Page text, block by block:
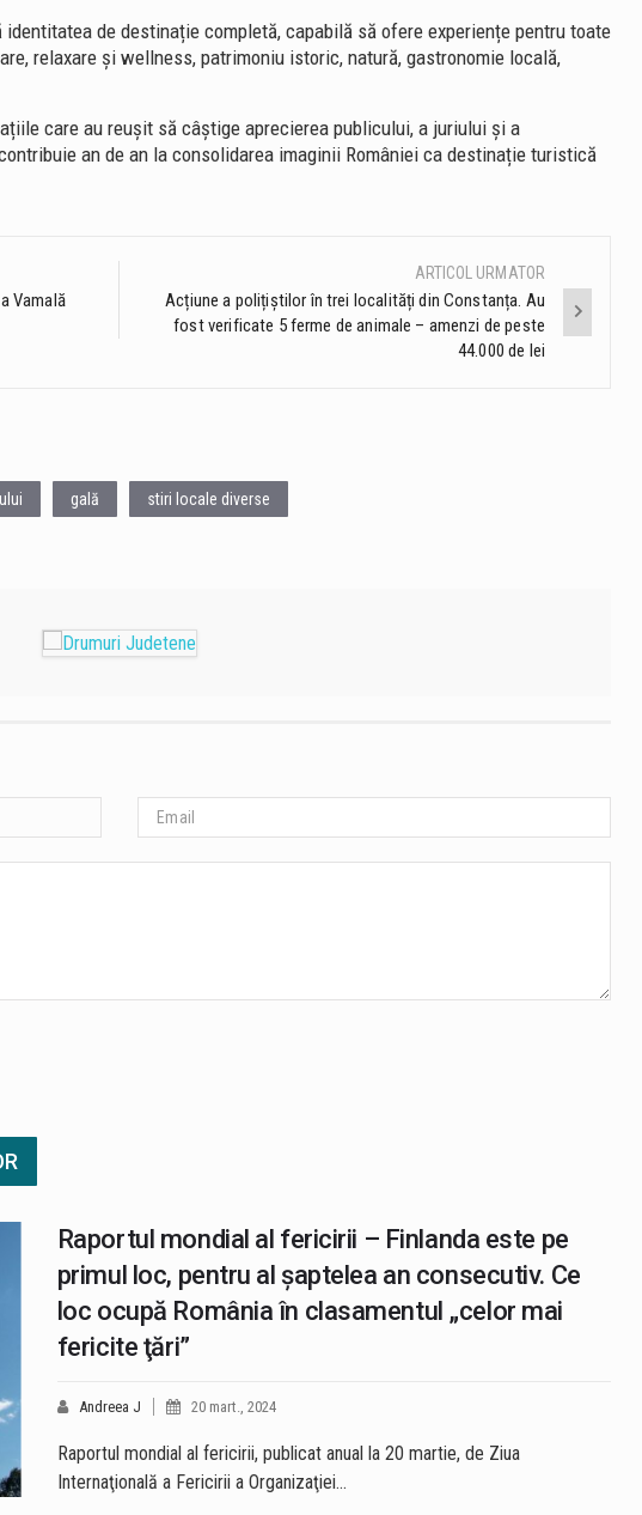
de destinație completă, capabilă să ofere experiențe pentru toate
relaxare și wellness, patrimoniu istoric, natură, gastronomie locală,
care au reușit să câștige aprecierea publicului, a juriului și a
an de an la consolidarea imaginii României ca destinație turistică
Vamală
ARTICOL URMATOR
Acțiune a polițiștilor în trei localități din Constanța. Au
fost verificate 5 ferme de animale – amenzi de peste
44.000 de lei
gală stiri locale diverse
Raportul mondial al fericirii – Finlanda este pe
primul loc, pentru al şaptelea an consecutiv. Ce
loc ocupă România în clasamentul „celor mai
fericite ţări”
Andreea J 20 mart., 2024
Raportul mondial al fericirii, publicat anual la 20 martie, de Ziua
Internaţională a Fericirii a Organizaţiei…